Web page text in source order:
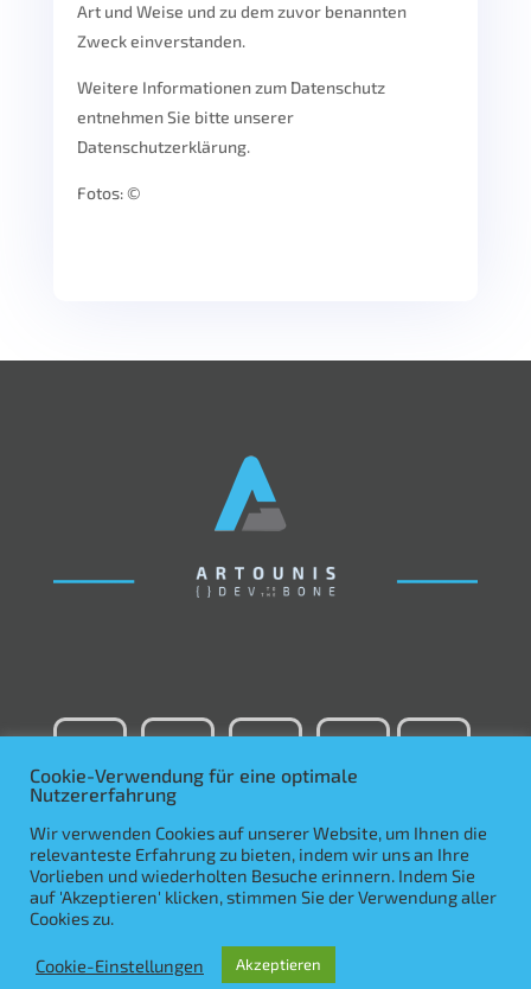
Art und Weise und zu dem zuvor benannten
Zweck einverstanden.
Weitere Informationen zum Datenschutz
entnehmen Sie bitte unserer
Datenschutzerklärung.
Fotos: ©
Copyright © 2021 Artounis, Inc. All right reserved.
Cookie-Verwendung für eine optimale
Nutzererfahrung
Wir verwenden Cookies auf unserer Website, um Ihnen die
relevanteste Erfahrung zu bieten, indem wir uns an Ihre
Vorlieben und wiederholten Besuche erinnern. Indem Sie
auf 'Akzeptieren' klicken, stimmen Sie der Verwendung aller
Cookies zu.
Cookie-Einstellungen Akzeptieren